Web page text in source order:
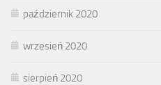
październik 2020
wrzesień 2020
sierpień 2020